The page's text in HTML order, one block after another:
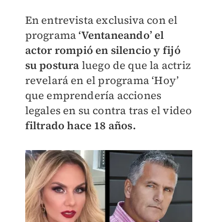
En entrevista exclusiva con el
programa‘Ventaneando’ el
actor rompió en silencio y fijó
su postura luego de que la actriz
revelará en el programa ‘Hoy’
que emprendería acciones
legales en su contra tras el video
filtrado hace 18 años.